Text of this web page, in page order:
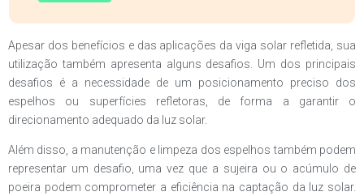
Apesar dos benefícios e das aplicações da viga solar refletida, sua
utilização também apresenta alguns desafios. Um dos principais
desafios é a necessidade de um posicionamento preciso dos
espelhos ou superfícies refletoras, de forma a garantir o
direcionamento adequado da luz solar.
Além disso, a manutenção e limpeza dos espelhos também podem
representar um desafio, uma vez que a sujeira ou o acúmulo de
poeira podem comprometer a eficiência na captação da luz solar.